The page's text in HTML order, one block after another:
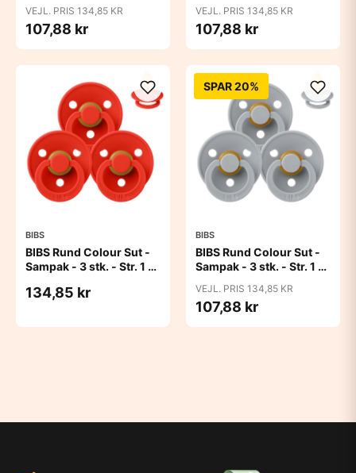
VEJL. PRIS 134,85 KR
107,88 kr
VEJL. PRIS 134,85 KR
107,88 kr
BIBS
BIBS Rund Colour Sut -
Sampak - 3 stk. - Str. 1 -
134,85 kr
SPAR 20%
BIBS
BIBS Rund Colour Sut -
Sampak - 3 stk. - Str. 1 -
VEJL. PRIS 134,85 KR
107,88 kr